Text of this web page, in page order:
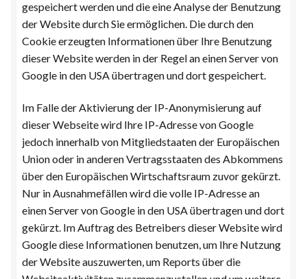
gespeichert werden und die eine Analyse der Benutzung
der Website durch Sie ermöglichen. Die durch den
Cookie erzeugten Informationen über Ihre Benutzung
dieser Website werden in der Regel an einen Server von
Google in den USA übertragen und dort gespeichert.
Im Falle der Aktivierung der IP-Anonymisierung auf
dieser Webseite wird Ihre IP-Adresse von Google
jedoch innerhalb von Mitgliedstaaten der Europäischen
Union oder in anderen Vertragsstaaten des Abkommens
über den Europäischen Wirtschaftsraum zuvor gekürzt.
Nur in Ausnahmefällen wird die volle IP-Adresse an
einen Server von Google in den USA übertragen und dort
gekürzt. Im Auftrag des Betreibers dieser Website wird
Google diese Informationen benutzen, um Ihre Nutzung
der Website auszuwerten, um Reports über die